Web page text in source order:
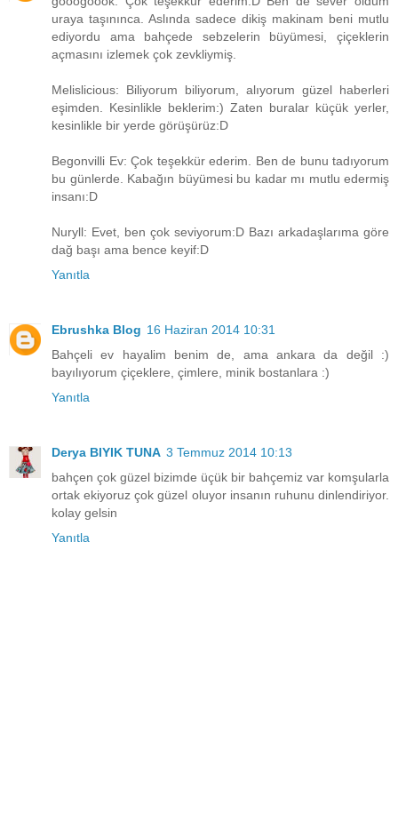
uraya taşınınca. Aslında sadece dikiş makinam beni mutlu
ediyordu ama bahçede sebzelerin büyümesi, çiçeklerin
açmasını izlemek çok zevkliymiş.
Melislicious: Biliyorum biliyorum, alıyorum güzel haberleri
eşimden. Kesinlikle beklerim:) Zaten buralar küçük yerler,
kesinlikle bir yerde görüşürüz:D
Begonvilli Ev: Çok teşekkür ederim. Ben de bunu tadıyorum
bu günlerde. Kabağın büyümesi bu kadar mı mutlu edermiş
insanı:D
Nuryll: Evet, ben çok seviyorum:D Bazı arkadaşlarıma göre
dağ başı ama bence keyif:D
Yanıtla
Ebrushka Blog 16 Haziran 2014 10:31
Bahçeli ev hayalim benim de, ama ankara da değil :)
bayılıyorum çiçeklere, çimlere, minik bostanlara :)
Yanıtla
Derya BIYIK TUNA 3 Temmuz 2014 10:13
bahçen çok güzel bizimde üçük bir bahçemiz var komşularla
ortak ekiyoruz çok güzel oluyor insanın ruhunu dinlendiriyor.
kolay gelsin
Yanıtla